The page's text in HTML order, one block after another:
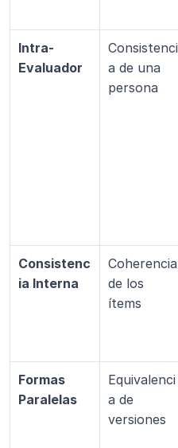
Intra-
Evaluador
Consistenci
a de una
persona
Consistenc
ia Interna
Coherencia
de los
ítems
Formas
Paralelas
Equivalenci
a de
versiones